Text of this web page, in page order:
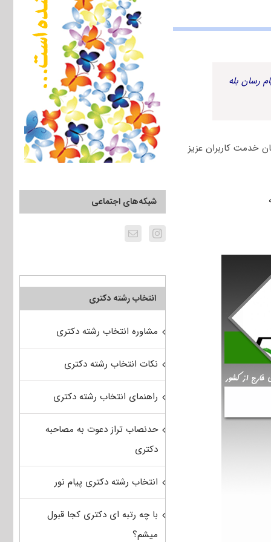
رسان بله
آزاد جهت دانلود رایگان خدمت کاربران عزیز
شبکه‌های اجتماعی
انتخاب رشته دکتری
مشاوره انتخاب رشته دکتری
نکات انتخاب رشته دکتری
راهنمای انتخاب رشته دکتری
حدنصاب تراز دعوت به مصاحبه
دکتری
انتخاب رشته دکتری پیام نور
با چه رتبه ای دکتری کجا قبول
میشم؟